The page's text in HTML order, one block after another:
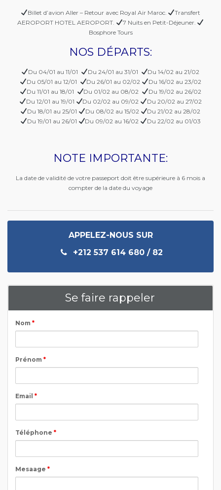
Billet d’avion Aller – Retour avec Royal Air Maroc.
Transfert
AEROPORT HOTEL AEROPORT.
7 Nuits en Petit-Déjeuner.
Bosphore Tours
NOS DÉPARTS:
Du 04/01 au 11/01 Du 24/01 au 31/01
Du 14/02 au 21/02
Du 05/01 au 12/01
Du 26/01 au 02/02
Du 16/02 au 23/02
Du 11/01 au 18/01
Du 01/02 au 08/02
Du 19/02 au 26/02
Du 12/01 au 19/01
Du 02/02 au 09/02
Du 20/02 au 27/02
Du 18/01 au 25/01
Du 08/02 au 15/02
Du 21/02 au 28/02
Du 19/01 au 26/01
Du 09/02 au 16/02 Du 22/02 au 01/03
NOTE IMPORTANTE:
La date de validité de votre passeport doit être supérieure à 6 mois a
compter de la date du voyage
APPELEZ-NOUS SUR
+212 537 614 680 / 82
Se faire rappeler
Nom *
Prénom *
Email *
Téléphone *
Mesaage *